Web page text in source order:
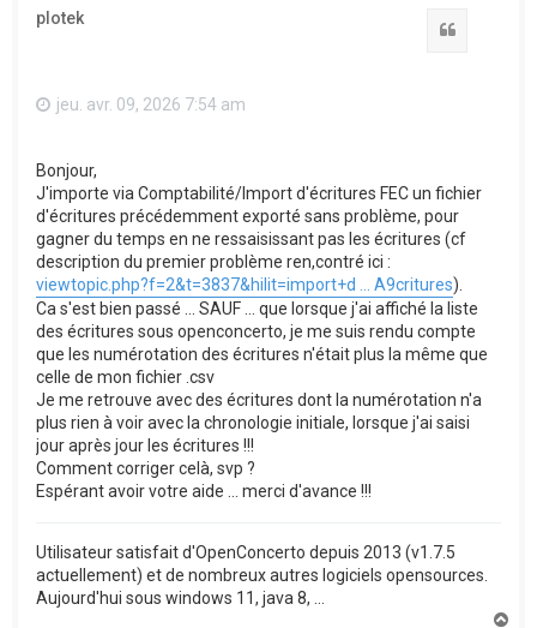
plotek
jeu. avr. 09, 2026 7:54 am
Bonjour,
J'importe via Comptabilité/Import d'écritures FEC un fichier
d'écritures précédemment exporté sans problème, pour
gagner du temps en ne ressaisissant pas les écritures (cf
description du premier problème ren,contré ici :
viewtopic.php?f=2&t=3837&hilit=import+d ... A9critures).
Ca s'est bien passé ... SAUF ... que lorsque j'ai affiché la liste
des écritures sous openconcerto, je me suis rendu compte
que les numérotation des écritures n'était plus la même que
celle de mon fichier .csv
Je me retrouve avec des écritures dont la numérotation n'a
plus rien à voir avec la chronologie initiale, lorsque j'ai saisi
jour après jour les écritures !!!
Comment corriger celà, svp ?
Espérant avoir votre aide ... merci d'avance !!!
Utilisateur satisfait d'OpenConcerto depuis 2013 (v1.7.5
actuellement) et de nombreux autres logiciels opensources.
Aujourd'hui sous windows 11, java 8, ...